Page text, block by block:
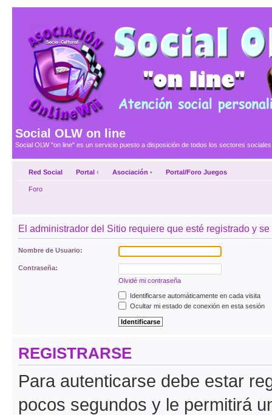
Social OLW on line
Social OLW "on line" es un servicio puesto a disposición de todos los sectores
Red Social Portal ‹ Asociación • Portal/Foro Juegos
Foro
El administrador del Sitio requiere que esté registrado y
Nombre de Usuario:
Contraseña:
Olvidé mi contraseña
Identificarse automáticamente en cada visita
Ocultar mi estado de conexión en esta sesión
REGISTRARSE
Para autenticarse debe estar
pocos segundos y le permitirá